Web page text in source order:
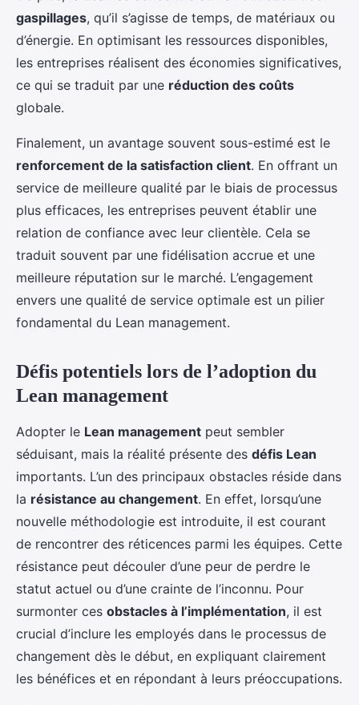
gaspillages, qu’il s’agisse de temps, de matériaux ou
d’énergie. En optimisant les ressources disponibles,
les entreprises réalisent des économies significatives,
ce qui se traduit par une réduction des coûts
globale.
Finalement, un avantage souvent sous-estimé est le
renforcement de la satisfaction client. En offrant un
service de meilleure qualité par le biais de processus
plus efficaces, les entreprises peuvent établir une
relation de confiance avec leur clientèle. Cela se
traduit souvent par une fidélisation accrue et une
meilleure réputation sur le marché. L’engagement
envers une qualité de service optimale est un pilier
fondamental du Lean management.
Défis potentiels lors de l’adoption du
Lean management
Adopter le Lean management peut sembler
séduisant, mais la réalité présente des défis Lean
importants. L’un des principaux obstacles réside dans
la résistance au changement. En effet, lorsqu’une
nouvelle méthodologie est introduite, il est courant
de rencontrer des réticences parmi les équipes. Cette
résistance peut découler d’une peur de perdre le
statut actuel ou d’une crainte de l’inconnu. Pour
surmonter ces obstacles à l’implémentation, il est
crucial d’inclure les employés dans le processus de
changement dès le début, en expliquant clairement
les bénéfices et en répondant à leurs préoccupations.